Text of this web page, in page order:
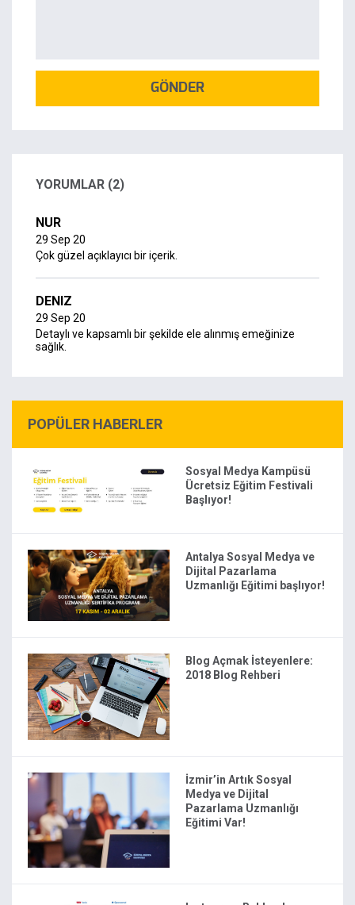
GÖNDER
YORUMLAR (2)
NUR
29 Sep 20
Çok güzel açıklayıcı bir içerik.
DENIZ
29 Sep 20
Detaylı ve kapsamlı bir şekilde ele alınmış emeğinize
sağlık.
POPÜLER HABERLER
Sosyal Medya Kampüsü
Ücretsiz Eğitim Festivali
Başlıyor!
Antalya Sosyal Medya ve
Dijital Pazarlama
Uzmanlığı Eğitimi başlıyor!
Blog Açmak İsteyenlere:
2018 Blog Rehberi
İzmir’in Artık Sosyal
Medya ve Dijital
Pazarlama Uzmanlığı
Eğitimi Var!